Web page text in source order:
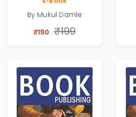
By Mukul Damle
₹190 ₹199